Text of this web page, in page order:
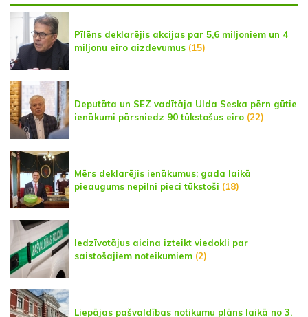
Pīlēns deklarējis akcijas par 5,6 miljoniem un 4
miljonu eiro aizdevumus (15)
Deputāta un SEZ vadītāja Ulda Seska pērn gūtie
ienākumi pārsniedz 90 tūkstošus eiro (22)
Mērs deklarējis ienākumus; gada laikā
pieaugums nepilni pieci tūkstoši (18)
Iedzīvotājus aicina izteikt viedokli par
saistošajiem noteikumiem (2)
Liepājas pašvaldības notikumu plāns laikā no 3.